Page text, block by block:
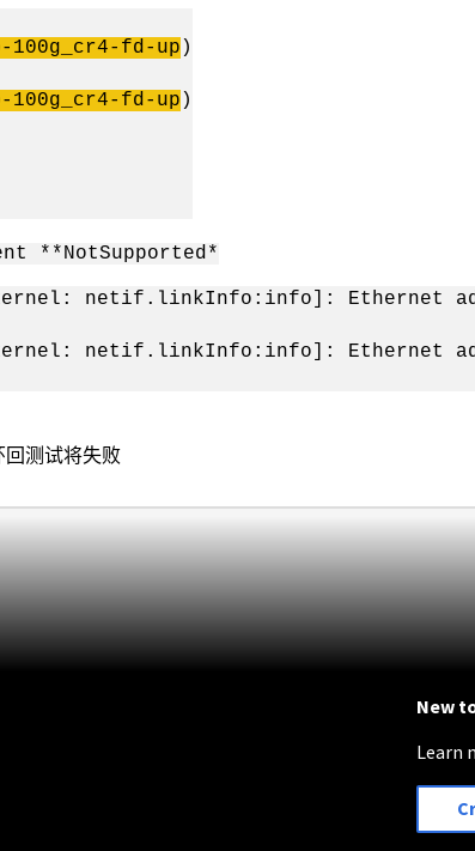
100g cr4-fd-up )
100g cr4-fd-up )
**NotSupported*
kernel: netif.linkInfo:info]: Ethernet
kernel: netif.linkInfo:info]: Ethernet
回测试将失败
New
Learn